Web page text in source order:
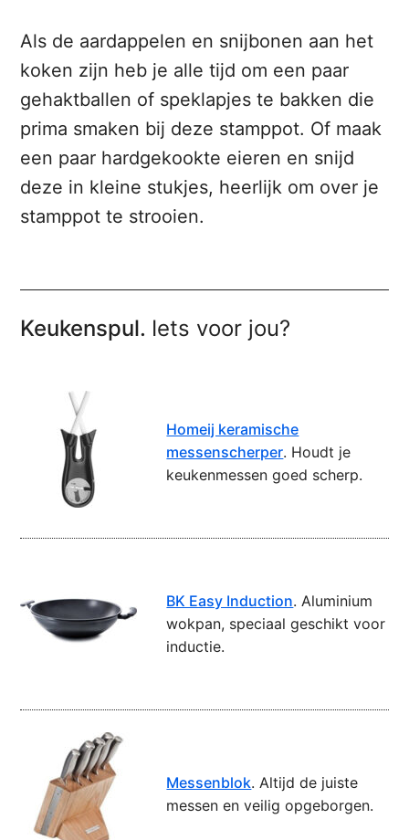
Als de aardappelen en snijbonen aan het
koken zijn heb je alle tijd om een paar
gehaktballen of speklapjes te bakken die
prima smaken bij deze stamppot. Of maak
een paar hardgekookte eieren en snijd
deze in kleine stukjes, heerlijk om over je
stamppot te strooien.
Keukenspul. Iets voor jou?
Homeij keramische
messenscherper. Houdt je
keukenmessen goed scherp.
BK Easy Induction. Aluminium
wokpan, speciaal geschikt voor
inductie.
Messenblok. Altijd de juiste
messen en veilig opgeborgen.